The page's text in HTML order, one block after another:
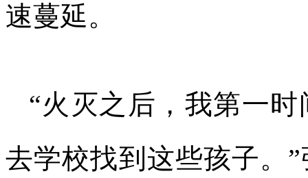
速蔓延。
“火灭之后，我第一
去学校找到这些孩子。